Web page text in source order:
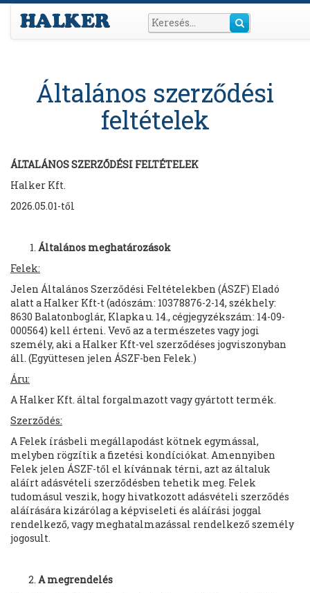
Általános szerződési
feltételek
ÁLTALÁNOS SZERZŐDÉSI FELTÉTELEK
Halker Kft.
2026.05.01-től
Általános meghatározások
Felek:
Jelen Általános Szerződési Feltételekben (ÁSZF) Eladó
alatt a Halker Kft-t (adószám: 10378876-2-14, székhely:
8630 Balatonboglár, Klapka u. 14., cégjegyzékszám: 14-09-
000564) kell érteni. Vevő az a természetes vagy jogi
személy, aki a Halker Kft-vel szerződéses jogviszonyban
áll. (Együttesen jelen ÁSZF-ben Felek.)
Áru:
A Halker Kft. által forgalmazott vagy gyártott termék.
Szerződés:
A Felek írásbeli megállapodást kötnek egymással,
melyben rögzítik a fizetési kondíciókat. Amennyiben
Felek jelen ÁSZF-től el kívánnak térni, azt az általuk
aláírt adásvételi szerződésben tehetik meg. Felek
tudomásul veszik, hogy hivatkozott adásvételi szerződés
aláírására kizárólag a képviseleti és aláírási joggal
rendelkező, vagy meghatalmazással rendelkező személy
jogosult.
A megrendelés